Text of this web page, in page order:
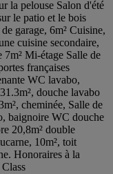
la pelouse Salon d'été
le patio et le bois
garage, 6m² Cuisine,
cuisine secondaire,
7m² Mi-étage Salle de
françaises
WC lavabo,
douche lavabo
cheminée, Salle de
baignoire WC douche
20,8m² double
10m², toit
Honoraires à la